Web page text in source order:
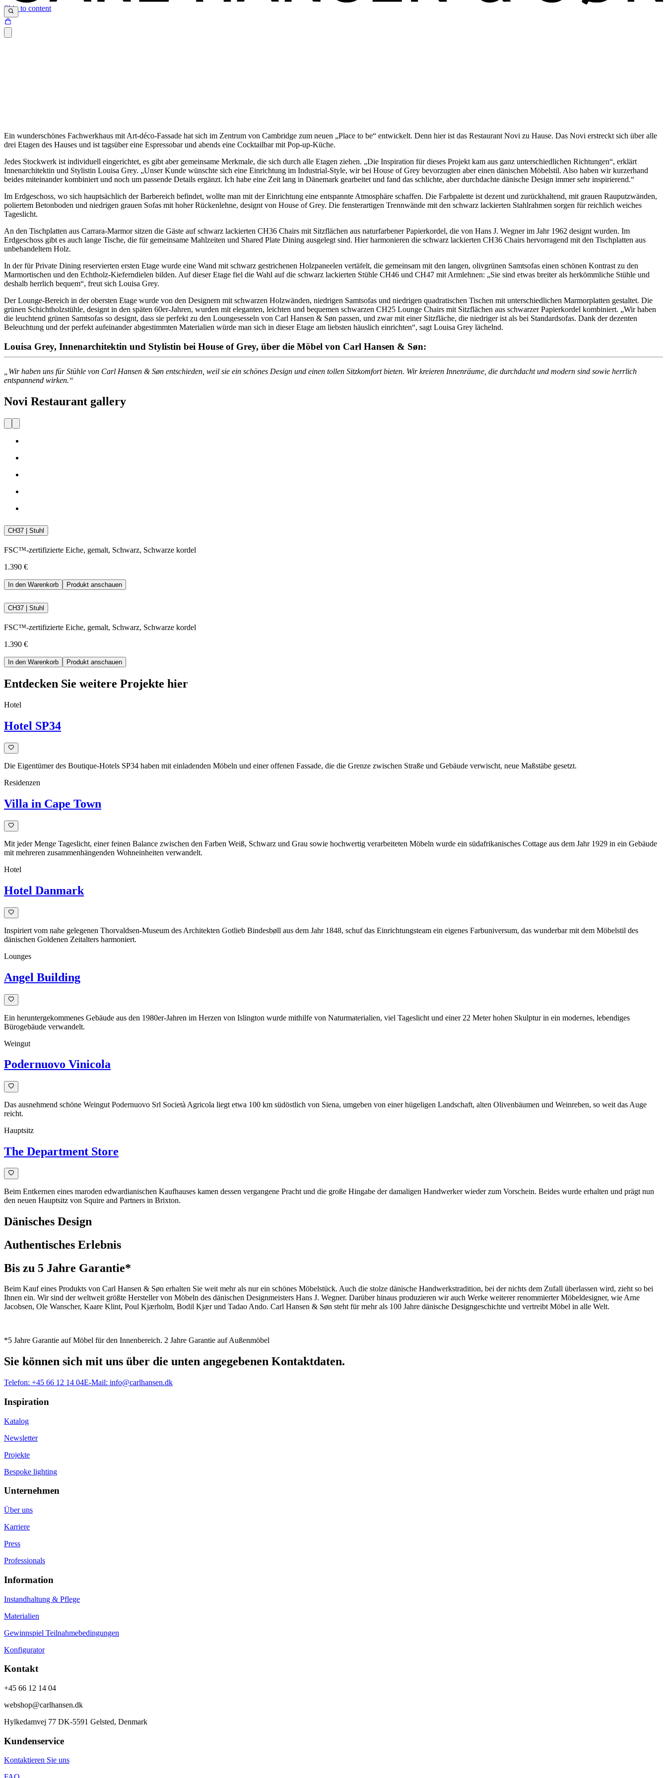
Skip to content
Ein wunderschönes Fachwerkhaus mit Art-déco-Fassade hat sich im Zentrum von Cambridge zum neuen „Place to be“ entwickelt. Denn hier ist das Restaurant Novi zu Hause. Das Novi erstreckt sich über alle
drei Etagen des Hauses und ist tagsüber eine Espressobar und abends eine Cocktailbar mit Pop-up-Küche.
Jedes Stockwerk ist individuell eingerichtet, es gibt aber gemeinsame Merkmale, die sich durch alle Etagen ziehen. „Die Inspiration für dieses Projekt kam aus ganz unterschiedlichen Richtungen“, erklärt
Innenarchitektin und Stylistin Louisa Grey. „Unser Kunde wünschte sich eine Einrichtung im Industrial-Style, wir bei House of Grey bevorzugten aber einen dänischen Möbelstil. Also haben wir kurzerhand
beides miteinander kombiniert und noch um passende Details ergänzt. Ich habe eine Zeit lang in Dänemark gearbeitet und fand das schlichte, aber durchdachte dänische Design immer sehr inspirierend.“
Im Erdgeschoss, wo sich hauptsächlich der Barbereich befindet, wollte man mit der Einrichtung eine entspannte Atmosphäre schaffen. Die Farbpalette ist dezent und zurückhaltend, mit grauen Rauputzwänden,
poliertem Betonboden und niedrigen grauen Sofas mit hoher Rückenlehne, designt von House of Grey. Die fensterartigen Trennwände mit den schwarz lackierten Stahlrahmen sorgen für reichlich weiches
Tageslicht.
An den Tischplatten aus Carrara-Marmor sitzen die Gäste auf schwarz lackierten CH36 Chairs mit Sitzflächen aus naturfarbener Papierkordel, die von Hans J. Wegner im Jahr 1962 designt wurden. Im
Erdgeschoss gibt es auch lange Tische, die für gemeinsame Mahlzeiten und Shared Plate Dining ausgelegt sind. Hier harmonieren die schwarz lackierten CH36 Chairs hervorragend mit den Tischplatten aus
unbehandeltem Holz.
In der für Private Dining reservierten ersten Etage wurde eine Wand mit schwarz gestrichenen Holzpaneelen vertäfelt, die gemeinsam mit den langen, olivgrünen Samtsofas einen schönen Kontrast zu den
Marmortischen und den Echtholz-Kieferndielen bilden. Auf dieser Etage fiel die Wahl auf die schwarz lackierten Stühle CH46 und CH47 mit Armlehnen: „Sie sind etwas breiter als herkömmliche Stühle und
deshalb herrlich bequem“, freut sich Louisa Grey.
Der Lounge-Bereich in der obersten Etage wurde von den Designern mit schwarzen Holzwänden, niedrigen Samtsofas und niedrigen quadratischen Tischen mit unterschiedlichen Marmorplatten gestaltet. Die
grünen Schichtholzstühle, designt in den späten 60er-Jahren, wurden mit eleganten, leichten und bequemen schwarzen CH25 Lounge Chairs mit Sitzflächen aus schwarzer Papierkordel kombiniert. „Wir haben
die leuchtend grünen Samtsofas so designt, dass sie perfekt zu den Loungesesseln von Carl Hansen & Søn passen, und zwar mit einer Sitzfläche, die niedriger ist als bei Standardsofas. Dank der dezenten
Beleuchtung und der perfekt aufeinander abgestimmten Materialien würde man sich in dieser Etage am liebsten häuslich einrichten“, sagt Louisa Grey lächelnd.
Louisa Grey, Innenarchitektin und Stylistin bei House of Grey, über die Möbel von Carl Hansen & Søn:
„Wir haben uns für Stühle von Carl Hansen & Søn entschieden, weil sie ein schönes Design und einen tollen Sitzkomfort bieten. Wir kreieren Innenräume, die durchdacht und modern sind sowie herrlich
entspannend wirken.“
Novi Restaurant gallery
CH37 | Stuhl
FSC™-zertifizierte Eiche, gemalt, Schwarz, Schwarze kordel
1.390 €
In den Warenkorb Produkt anschauen
CH37 | Stuhl
FSC™-zertifizierte Eiche, gemalt, Schwarz, Schwarze kordel
1.390 €
In den Warenkorb Produkt anschauen
Entdecken Sie weitere Projekte hier
Hotel
Hotel SP34
Die Eigentümer des Boutique-Hotels SP34 haben mit einladenden Möbeln und einer offenen Fassade, die die Grenze zwischen Straße und Gebäude verwischt, neue Maßstäbe gesetzt.
Residenzen
Villa in Cape Town
Mit jeder Menge Tageslicht, einer feinen Balance zwischen den Farben Weiß, Schwarz und Grau sowie hochwertig verarbeiteten Möbeln wurde ein südafrikanisches Cottage aus dem Jahr 1929 in ein Gebäude
mit mehreren zusammenhängenden Wohneinheiten verwandelt.
Hotel
Hotel Danmark
Inspiriert vom nahe gelegenen Thorvaldsen-Museum des Architekten Gotlieb Bindesbøll aus dem Jahr 1848, schuf das Einrichtungsteam ein eigenes Farbuniversum, das wunderbar mit dem Möbelstil des
dänischen Goldenen Zeitalters harmoniert.
Lounges
Angel Building
Ein heruntergekommenes Gebäude aus den 1980er-Jahren im Herzen von Islington wurde mithilfe von Naturmaterialien, viel Tageslicht und einer 22 Meter hohen Skulptur in ein modernes, lebendiges
Bürogebäude verwandelt.
Weingut
Podernuovo Vinicola
Das ausnehmend schöne Weingut Podernuovo Srl Società Agricola liegt etwa 100 km südöstlich von Siena, umgeben von einer hügeligen Landschaft, alten Olivenbäumen und Weinreben, so weit das Auge
reicht.
Hauptsitz
The Department Store
Beim Entkernen eines maroden edwardianischen Kaufhauses kamen dessen vergangene Pracht und die große Hingabe der damaligen Handwerker wieder zum Vorschein. Beides wurde erhalten und prägt nun
den neuen Hauptsitz von Squire and Partners in Brixton.
Dänisches Design
Authentisches Erlebnis
Bis zu 5 Jahre Garantie*
Beim Kauf eines Produkts von Carl Hansen & Søn erhalten Sie weit mehr als nur ein schönes Möbelstück. Auch die stolze dänische Handwerkstradition, bei der nichts dem Zufall überlassen wird, zieht so bei
Ihnen ein. Wir sind der weltweit größte Hersteller von Möbeln des dänischen Designmeisters Hans J. Wegner. Darüber hinaus produzieren wir auch Werke weiterer renommierter Möbeldesigner, wie Arne
Jacobsen, Ole Wanscher, Kaare Klint, Poul Kjærholm, Bodil Kjær und Tadao Ando. Carl Hansen & Søn steht für mehr als 100 Jahre dänische Designgeschichte und vertreibt Möbel in alle Welt.
*5 Jahre Garantie auf Möbel für den Innenbereich. 2 Jahre Garantie auf Außenmöbel
Sie können sich mit uns über die unten angegebenen Kontaktdaten.
Telefon: +45 66 12 14 04E-Mail: info@carlhansen.dk
Inspiration
Katalog
Newsletter
Projekte
Bespoke lighting
Unternehmen
Über uns
Karriere
Press
Professionals
Information
Instandhaltung & Pflege
Materialien
Gewinnspiel Teilnahmebedingungen
Konfigurator
Kontakt
+45 66 12 14 04
webshop@carlhansen.dk
Hylkedamvej 77 DK-5591 Gelsted, Denmark
Kundenservice
Kontaktieren Sie uns